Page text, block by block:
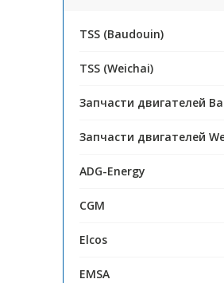
TSS (Baudouin)
TSS (Weichai)
Запчасти двигателей
Запчасти двигателей
ADG-Energy
CGM
Elcos
EMSA